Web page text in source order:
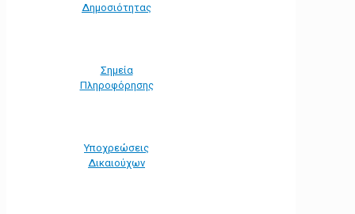
Δημοσιότητας
Σημεία
Πληροφόρησης
Υποχρεώσεις
Δικαιούχων